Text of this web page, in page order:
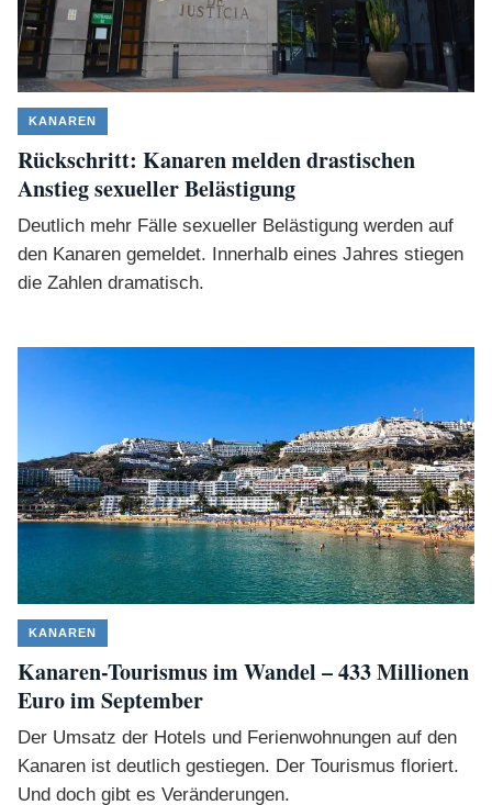
KANAREN
Rückschritt: Kanaren melden drastischen
Anstieg sexueller Belästigung
Deutlich mehr Fälle sexueller Belästigung werden auf
den Kanaren gemeldet. Innerhalb eines Jahres stiegen
die Zahlen dramatisch.
KANAREN
Kanaren-Tourismus im Wandel – 433 Millionen
Euro im September
Der Umsatz der Hotels und Ferienwohnungen auf den
Kanaren ist deutlich gestiegen. Der Tourismus floriert.
Und doch gibt es Veränderungen.